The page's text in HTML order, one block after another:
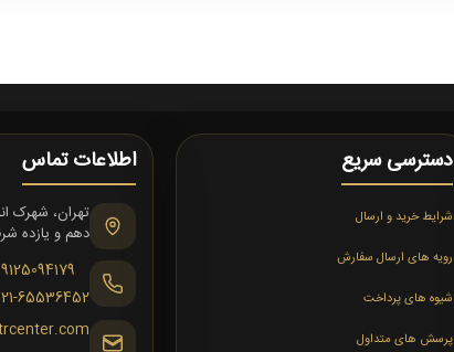
دسترسی سریع
شرایط خرید و ارسال
رویه های ارسال سفارش
شیوه های پرداخت
پرسش های متداول
اطلاعات تماس
دهم و یازده
65536452